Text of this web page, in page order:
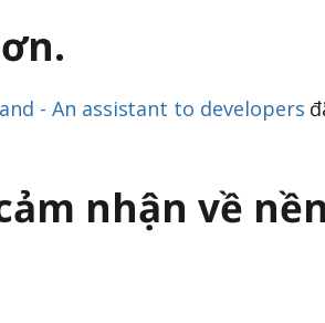
- An assistant to developers
nhận về